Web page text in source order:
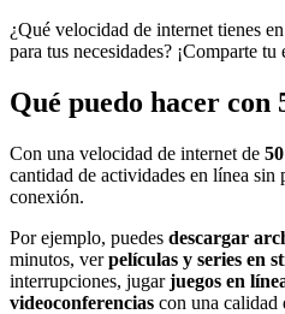
¿Qué velocidad de internet tienes
para tus necesidades? ¡Comparte
Qué puedo hacer
Con una velocidad de internet de
cantidad de actividades en línea
conexión.
Por ejemplo, puedes descargar
minutos, verpelículas y series en
interrupciones, jugarjuegos en
videoconferencias con una calidad